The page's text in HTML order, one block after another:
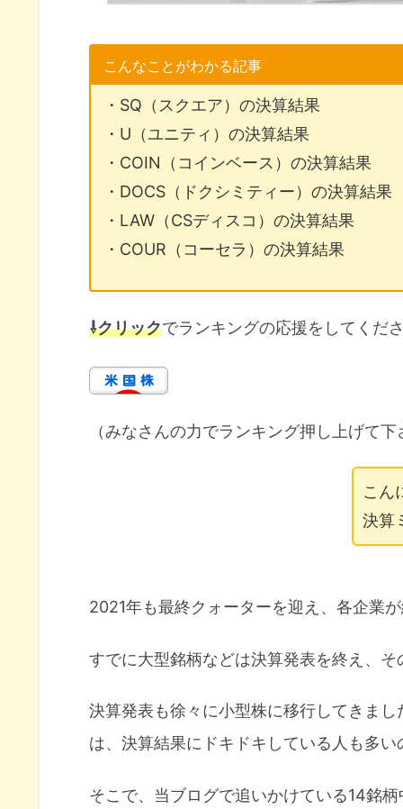
こんなことがわかる記事
・SQ（スクエア）の決算結果
・U（ユニティ）の決算結果
・COIN（コインベース）の決算結果
・DOCS（ドクシミティー）の決算結果
・LAW（CSディスコ）の決算結果
・COUR（コーセラ）の決算結果
⇩クリックでランキングの応援をしてくだ
（みなさんの力でランキング押し上げて下
こん
決算
2021年も最終クォーターを迎え、各企業
すでに大型銘柄などは決算発表を終え、
決算発表も徐々に小型株に移行してきま
は、決算結果にドキドキしている人も多
そこで、当ブログで追いかけている14銘